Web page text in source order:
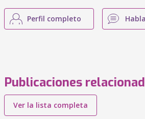
Perfil completo
Publicaciones
Ver la lista completa